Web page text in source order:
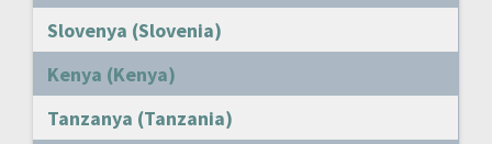
Slovenya (Slovenia)
Kenya (Kenya)
Tanzanya (Tanzania)